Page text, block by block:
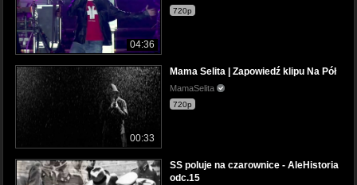
04:36
720p
00:33
Mama Selita | Zapowiedź klipu Na Pół
MamaSelita
720p
SS poluje na czarownice - AleHistoria
odc.15